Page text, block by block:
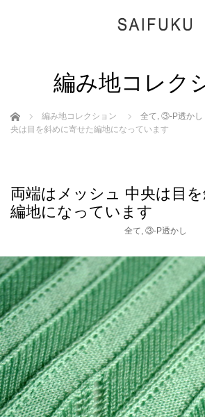
編み地コレク
ホーム 編み地コレクション 全て, ③-P透かし
央は目を斜めに寄せた編地になっています
両端はメッシュ 中央は目
編地になっています
全て, ③-P透かし